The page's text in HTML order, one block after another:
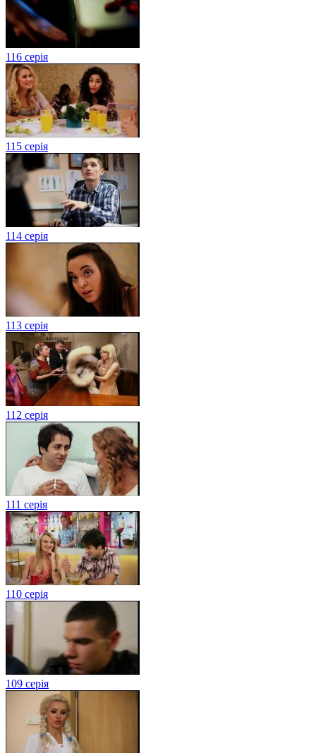
116 серія
115 серія
114 серія
113 серія
112 серія
111 серія
110 серія
109 серія